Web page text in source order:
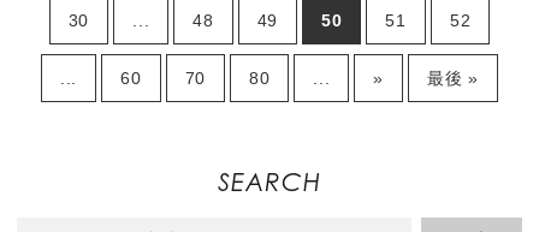
30 48 49 50 51 52
60 70 80 » 最後 »
SEARCH